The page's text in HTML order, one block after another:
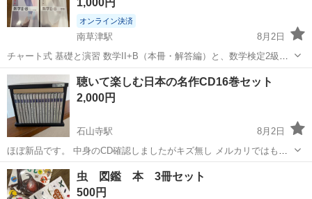
1,000円
オンライン決済
南草津駅
8月2日
チャート式 基礎と演習 数学II+B（本冊・解答編）と、数学検定2級試
験問題集の計3冊セットです。 学習に使用していましたが、書き込み
等はなく綺麗な状態です。 【セット内容】 ・チャート式 基礎と演習
数学II+B（本冊）...
滋賀 草津市 南草津駅 参考書
聴いて楽しむ日本の名作CD16巻セット
2,000円
石山寺駅
8月2日
ほぼ新品です。 中身のCD確認しましたがキズ無し メルカリではもう
少し高い相場です。 現金取引 大津駅〜草津駅くらいまでの範囲なら
こちらから持っていけます。
滋賀 大津市 石山寺駅 文芸
虫 図鑑 本 3冊セット
500円